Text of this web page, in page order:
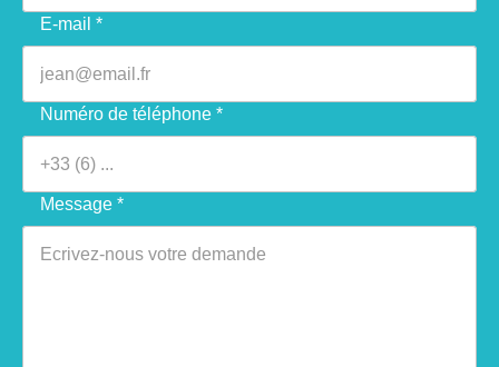
E-mail *
Numéro de téléphone *
Message *